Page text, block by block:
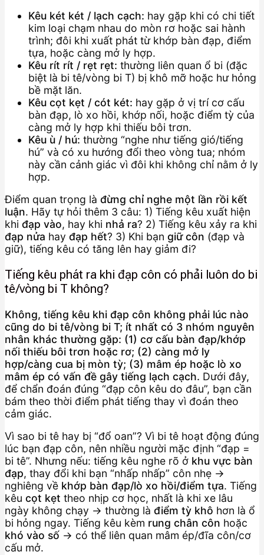
Kêu két két / lạch cạch: hay gặp khi có chi tiết
kim loại chạm nhau do mòn rơ hoặc sai hành
trình; đôi khi xuất phát từ khớp bàn đạp, điểm
tựa, hoặc càng mở ly hợp.
Kêu rít rít / rẹt rẹt: thường liên quan ổ bi (đặc
biệt là bi tê/vòng bi T) bị khô mỡ hoặc hư hỏng
bề mặt lăn.
Kêu cọt kẹt / cót két: hay gặp ở vị trí cơ cấu
bàn đạp, lò xo hồi, khớp nối, hoặc điểm tỳ của
càng mở ly hợp khi thiếu bôi trơn.
Kêu ù / hú: thường “nghe như tiếng gió/tiếng
hú” và có xu hướng đổi theo vòng tua; nhóm
này cần cảnh giác vì đôi khi không chỉ nằm ở ly
hợp.
Điểm quan trọng là đừng chỉ nghe một lần rồi kết
luận. Hãy tự hỏi thêm 3 câu: 1) Tiếng kêu xuất hiện
khi đạp vào, hay khi nhả ra? 2) Tiếng kêu xảy ra khi
đạp nửa hay đạp hết? 3) Khi bạn giữ côn (đạp và
giữ), tiếng kêu có tăng lên hay giảm đi?
Tiếng kêu phát ra khi đạp côn có phải luôn do bi
tê/vòng bi T không?
Không, tiếng kêu khi đạp côn không phải lúc nào
cũng do bi tê/vòng bi T; ít nhất có 3 nhóm nguyên
nhân khác thường gặp: (1) cơ cấu bàn đạp/khớp
nối thiếu bôi trơn hoặc rơ; (2) càng mở ly
hợp/càng cua bị mòn tỳ; (3) mâm ép hoặc lò xo
mâm ép có vấn đề gây tiếng lạch cạch. Dưới đây,
để chẩn đoán đúng “đạp côn kêu do đâu”, bạn cần
bám theo thời điểm phát tiếng thay vì đoán theo
cảm giác.
Vì sao bi tê hay bị “đổ oan”? Vì bi tê hoạt động đúng
lúc bạn đạp côn, nên nhiều người mặc định “đạp =
bi tê”. Nhưng nếu: tiếng kêu nghe rõ ở khu vực bàn
đạp, thay đổi khi bạn “nhấp nhấp” côn nhẹ →
nghiêng về khớp bàn đạp/lò xo hồi/điểm tựa. Tiếng
kêu cọt kẹt theo nhịp cơ học, nhất là khi xe lâu
ngày không chạy → thường là điểm tỳ khô hơn là ổ
bi hỏng ngay. Tiếng kêu kèm rung chân côn hoặc
khó vào số → có thể liên quan mâm ép/đĩa côn/cơ
cấu mở.